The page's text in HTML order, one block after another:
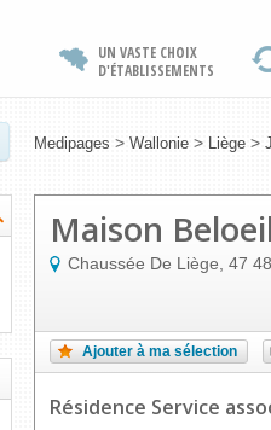
UN VASTE CHOIX
D'ÉTABLISSEMENTS
Medipages > Wallonie > Liège >
Maison
Chaussée De Liège, 47
Ajouter à ma sélection
Résidence Service